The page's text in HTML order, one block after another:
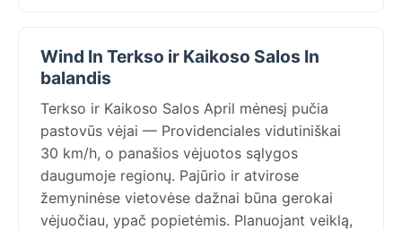
Wind In Terkso ir Kaikoso Salos In
balandis
Terkso ir Kaikoso Salos April mėnesį pučia
pastovūs vėjai — Providenciales vidutiniškai
30 km/h, o panašios vėjuotos sąlygos
daugumoje regionų. Pajūrio ir atvirose
žemyninėse vietovėse dažnai būna gerokai
vėjuočiau, ypač popietėmis. Planuojant veiklą,